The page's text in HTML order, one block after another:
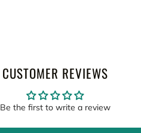
CUSTOMER REVIEWS
Be the first to write a review